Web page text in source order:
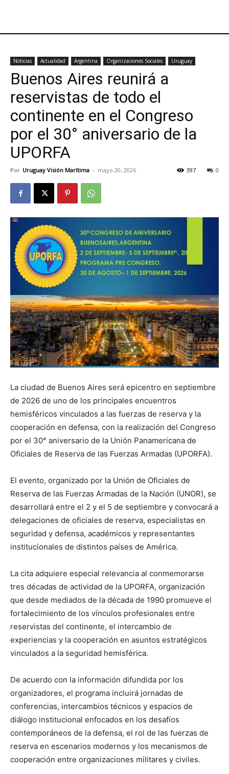
Noticias Actualidad Argentina Organizaciones Sociales Uruguay
Buenos Aires reunirá a
reservistas de todo el
continente en el Congreso
por el 30° aniversario de la
UPORFA
Por Uruguay Visión Marítima - mayo 20, 2026 0
397
La ciudad de Buenos Aires será epicentro en septiembre
de 2026 de uno de los principales encuentros
hemisféricos vinculados a las fuerzas de reserva y la
cooperación en defensa, con la realización del Congreso
por el 30° aniversario de la Unión Panamericana de
Oficiales de Reserva de las Fuerzas Armadas (UPORFA).
El evento, organizado por la Unión de Oficiales de
Reserva de las Fuerzas Armadas de la Nación (UNOR), se
desarrollará entre el 2 y el 5 de septiembre y convocará a
delegaciones de oficiales de reserva, especialistas en
seguridad y defensa, académicos y representantes
institucionales de distintos países de América.
La cita adquiere especial relevancia al conmemorarse
tres décadas de actividad de la UPORFA, organización
que desde mediados de la década de 1990 promueve el
fortalecimiento de los vínculos profesionales entre
reservistas del continente, el intercambio de
experiencias y la cooperación en asuntos estratégicos
vinculados a la seguridad hemisférica.
De acuerdo con la información difundida por los
organizadores, el programa incluirá jornadas de
conferencias, intercambios técnicos y espacios de
diálogo institucional enfocados en los desafíos
contemporáneos de la defensa, el rol de las fuerzas de
reserva en escenarios modernos y los mecanismos de
cooperación entre organizaciones militares y civiles.